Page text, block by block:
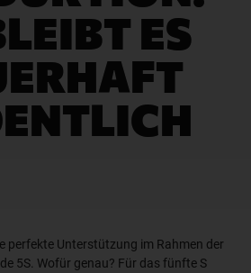
ES
perfekte Unterstützung im Rahmen der
5S. Wofür genau? Für das fünfte S